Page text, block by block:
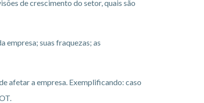
de crescimento do setor, quais são
empresa; suas fraquezas; as
afetar a empresa. Exemplificando: caso